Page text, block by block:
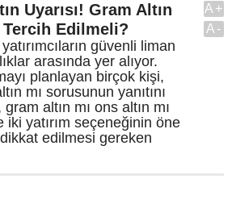
Uyarısı! Gram Altın
Tercih Edilmeli?
güvenli liman
arasında yer alıyor.
planlayan birçok kişi,
mı sorusunun yanıtını
altın mı ons altın mı
iki yatırım seçeneğinin öne
edilmesi gereken
A+
A-